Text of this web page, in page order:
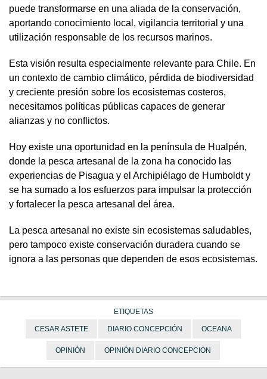
puede transformarse en una aliada de la conservación,
aportando conocimiento local, vigilancia territorial y una
utilización responsable de los recursos marinos.
Esta visión resulta especialmente relevante para Chile. En
un contexto de cambio climático, pérdida de biodiversidad
y creciente presión sobre los ecosistemas costeros,
necesitamos políticas públicas capaces de generar
alianzas y no conflictos.
Hoy existe una oportunidad en la península de Hualpén,
donde la pesca artesanal de la zona ha conocido las
experiencias de Pisagua y el Archipiélago de Humboldt y
se ha sumado a los esfuerzos para impulsar la protección
y fortalecer la pesca artesanal del área.
La pesca artesanal no existe sin ecosistemas saludables,
pero tampoco existe conservación duradera cuando se
ignora a las personas que dependen de esos ecosistemas.
ETIQUETAS
CESAR ASTETE DIARIO CONCEPCIÓN OCEANA
OPINIÓN OPINIÓN DIARIO CONCEPCION